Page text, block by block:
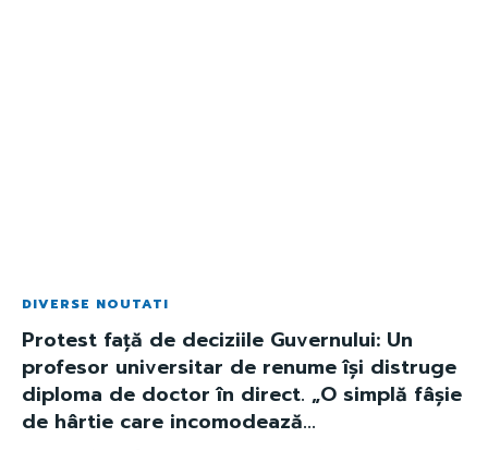
DIVERSE NOUTATI
Protest față de deciziile Guvernului: Un
profesor universitar de renume își distruge
diploma de doctor în direct. „O simplă fâșie
de hârtie care incomodează...